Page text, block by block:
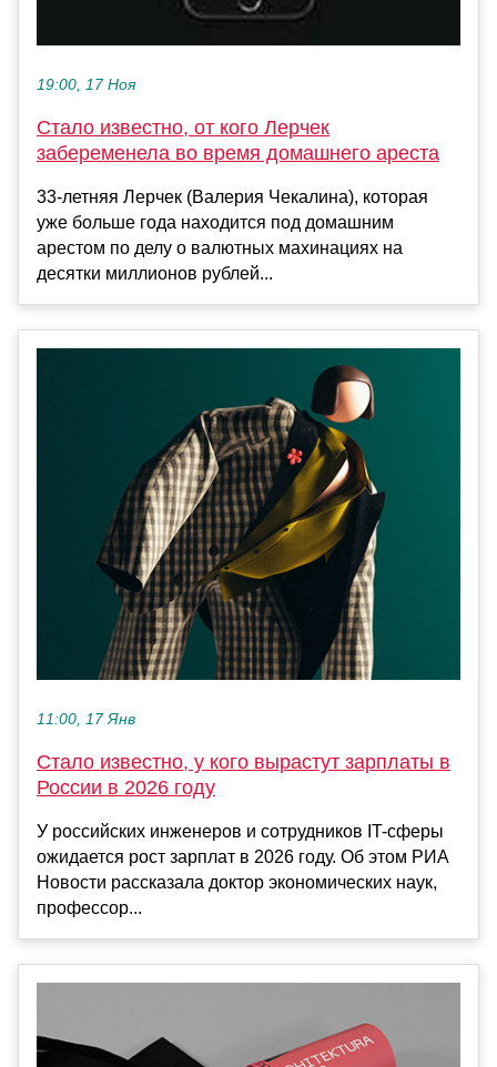
19:00, 17 Ноя
Стало известно, от кого Лерчек
забеременела во время домашнего ареста
33-летняя Лерчек (Валерия Чекалина), которая
уже больше года находится под домашним
арестом по делу о валютных махинациях на
десятки миллионов рублей...
11:00, 17 Янв
Стало известно, у кого вырастут зарплаты в
России в 2026 году
У российских инженеров и сотрудников IT-сферы
ожидается рост зарплат в 2026 году. Об этом РИА
Новости рассказала доктор экономических наук,
профессор...